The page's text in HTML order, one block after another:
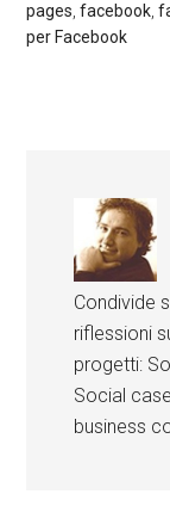
pages,facebook,
per Facebook
Condivide
riflessioni
progetti:
Social
business